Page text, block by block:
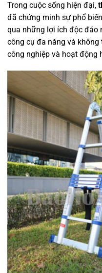
Trong cuộc sống hiện đại,
đã chứng minh sự phổ
qua những lợi ích độc đáo
công cụ đa năng và
công nghiệp và hoạt động